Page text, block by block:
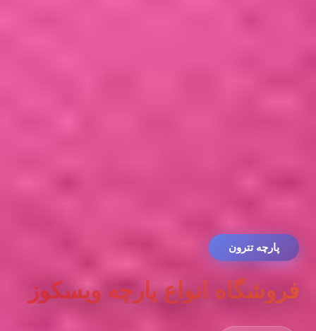
پارچه تترون
فروشگاه انواع پارچه ویسکوز